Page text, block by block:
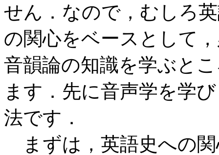
せん．なので，むしろ
の関心をベースとして
音韻論の知識を学ぶと
ます．先に音声学を学
法です．
まずは，英語史への